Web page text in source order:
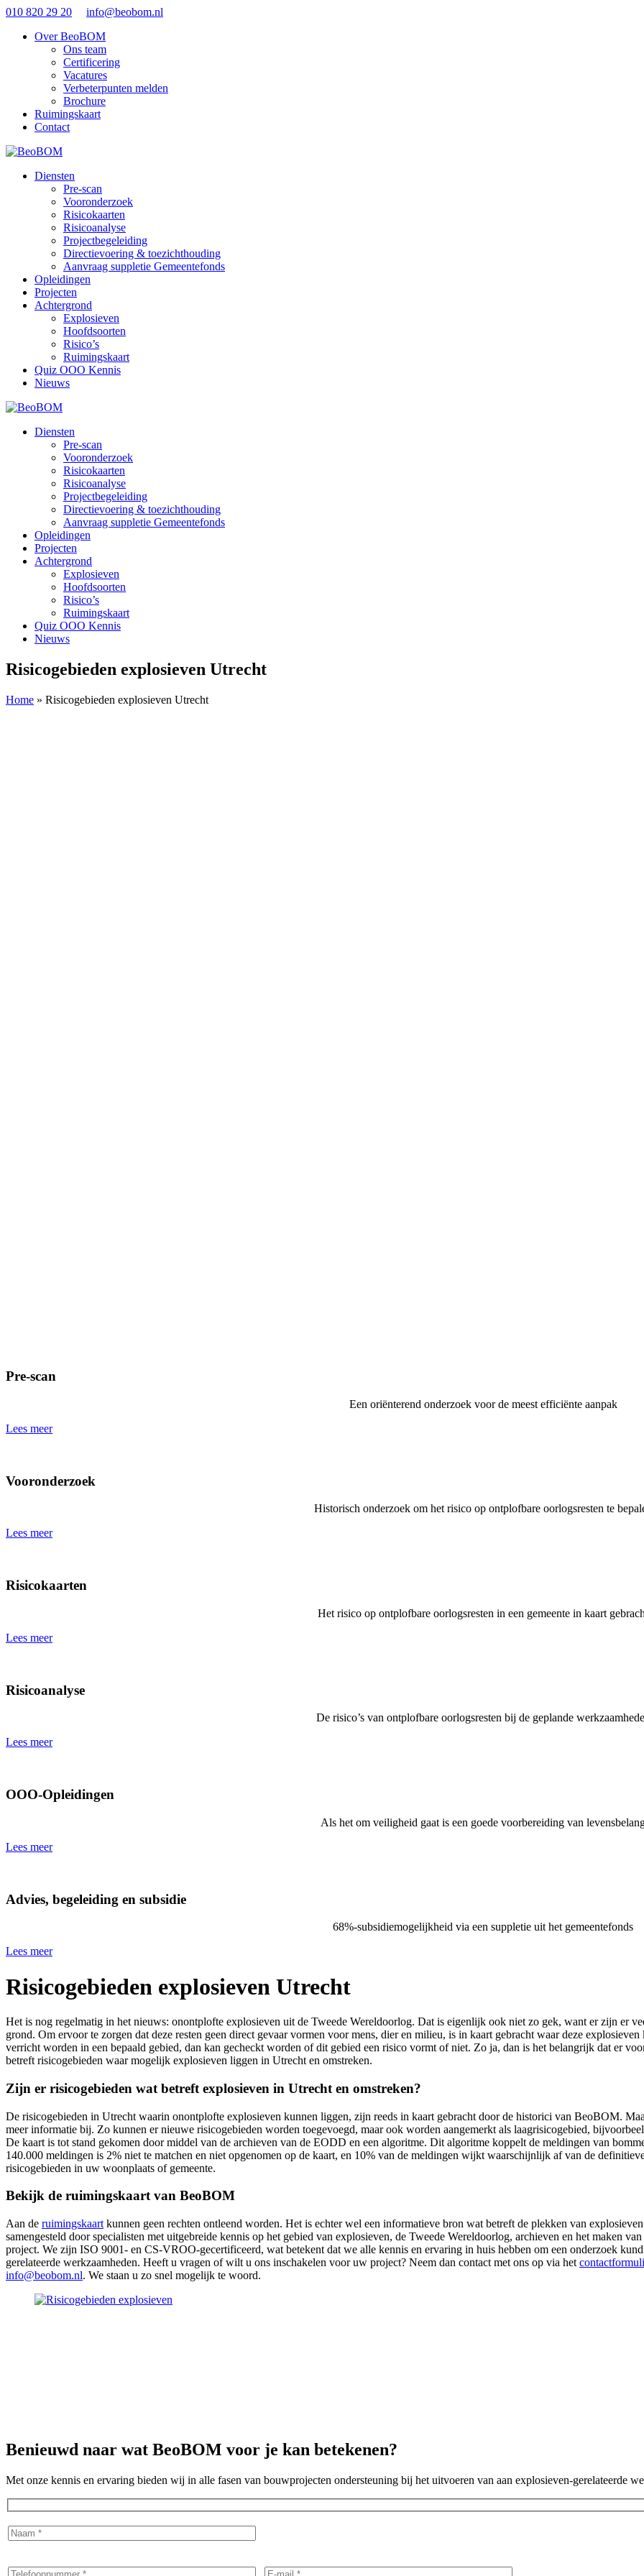
010 820 29 20
info@beobom.nl
Over BeoBOM
Ons team
Certificering
Vacatures
Verbeterpunten melden
Brochure
Ruimingskaart
Contact
Diensten
Pre-scan
Vooronderzoek
Risicokaarten
Risicoanalyse
Projectbegeleiding
Directievoering & toezichthouding
Aanvraag suppletie Gemeentefonds
Opleidingen
Projecten
Achtergrond
Explosieven
Hoofdsoorten
Risico’s
Ruimingskaart
Quiz OOO Kennis
Nieuws
Diensten
Pre-scan
Vooronderzoek
Risicokaarten
Risicoanalyse
Projectbegeleiding
Directievoering & toezichthouding
Aanvraag suppletie Gemeentefonds
Opleidingen
Projecten
Achtergrond
Explosieven
Hoofdsoorten
Risico’s
Ruimingskaart
Quiz OOO Kennis
Nieuws
Risicogebieden explosieven Utrecht
Home » Risicogebieden explosieven Utrecht
Pre-scan
Een oriënterend onderzoek voor de meest efficiënte aanpak
Lees meer
Vooronderzoek
Historisch onderzoek om het risico op ontplofbare oorlogsresten te
Lees meer
Risicokaarten
Het risico op ontplofbare oorlogsresten in een gemeente in kaart
Lees meer
Risicoanalyse
De risico’s van ontplofbare oorlogsresten bij de geplande
Lees meer
OOO-Opleidingen
Als het om veiligheid gaat is een goede voorbereiding van
Lees meer
Advies, begeleiding en subsidie
68%-subsidiemogelijkheid via een suppletie uit het gemeentefonds
Lees meer
Risicogebieden explosieven Utrecht
Het is nog regelmatig in het nieuws: onontplofte explosieven uit de Tweede Wereldoorlog. Dat is eigenlijk ook niet zo gek, want er zijn er
grond. Om ervoor te zorgen dat deze resten geen direct gevaar vormen voor mens, dier en milieu, is in kaart gebracht waar deze
verricht worden in een bepaald gebied, dan kan gecheckt worden of dit gebied een risico vormt of niet. Zo ja, dan is het belangrijk dat er
betreft risicogebieden waar mogelijk explosieven liggen in Utrecht en omstreken.
Zijn er risicogebieden wat betreft explosieven in Utrecht en omstreken?
De risicogebieden in Utrecht waarin onontplofte explosieven kunnen liggen, zijn reeds in kaart gebracht door de historici van BeoBOM.
meer informatie bij. Zo kunnen er nieuwe risicogebieden worden toegevoegd, maar ook worden aangemerkt als laagrisicogebied,
De kaart is tot stand gekomen door middel van de archieven van de EODD en een algoritme. Dit algoritme koppelt de meldingen van
140.000 meldingen is 2% niet te matchen en niet opgenomen op de kaart, en 10% van de meldingen wijkt waarschijnlijk af van de
risicogebieden in uw woonplaats of gemeente.
Bekijk de ruimingskaart van BeoBOM
Aan de ruimingskaart kunnen geen rechten ontleend worden. Het is echter wel een informatieve bron wat betreft de plekken van
samengesteld door specialisten met uitgebreide kennis op het gebied van explosieven, de Tweede Wereldoorlog, archieven en het maken
project. We zijn ISO 9001- en CS-VROO-gecertificeerd, wat betekent dat we alle kennis en ervaring in huis hebben om een onderzoek
gerelateerde werkzaamheden. Heeft u vragen of wilt u ons inschakelen voor uw project? Neem dan contact met ons op via het
info@beobom.nl. We staan u zo snel mogelijk te woord.
Benieuwd naar wat BeoBOM voor je kan betekenen?
Met onze kennis en ervaring bieden wij in alle fasen van bouwprojecten ondersteuning bij het uitvoeren van aan explosieven-gerelateerde